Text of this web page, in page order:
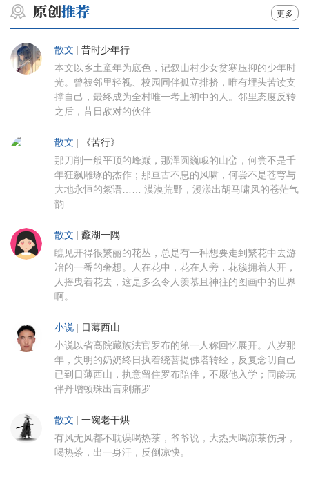
更多
散文 昔时少年行
本文以乡土童年为底色，记叙山村少女贫寒压抑的少年时
光。曾被邻里轻视、校园同伴孤立排挤，唯有埋头苦读支
撑自己，最终成为全村唯一考上初中的人。邻里态度反转
之后，昔日敌对的伙伴
散文 《苦行》
那刀削一般平顶的峰巅，那浑圆巍峨的山峦，何尝不是千
年狂飙雕琢的杰作；那亘古不息的风啸，何尝不是苍穹与
大地永恒的絮语…… 漠漠荒野，漫漾出胡马啸风的苍茫气
韵
散文 蠡湖一隅
瞧见开得很繁丽的花丛，总是有一种想要走到繁花中去游
冶的一番的奢想。人在花中，花在人旁，花簇拥着人开，
人摇曳着花去，这是多么令人羡慕且神往的图画中的世界
啊。
小说 日薄西山
小说以省高院藏族法官罗布的第一人称回忆展开。八岁那
年，失明的奶奶终日执着绕菩提佛塔转经，反复念叨自己
已到日薄西山，执意留住罗布陪伴，不愿他入学；同龄玩
伴丹增顿珠出言刺痛罗
散文 一碗老干烘
有风无风都不耽误喝热茶，爷爷说，大热天喝凉茶伤身，
喝热茶，出一身汗，反倒凉快。